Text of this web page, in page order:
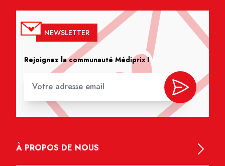
NEWSLETTER
Rejoignez la communauté Médiprix !
À PROPOS DE NOUS